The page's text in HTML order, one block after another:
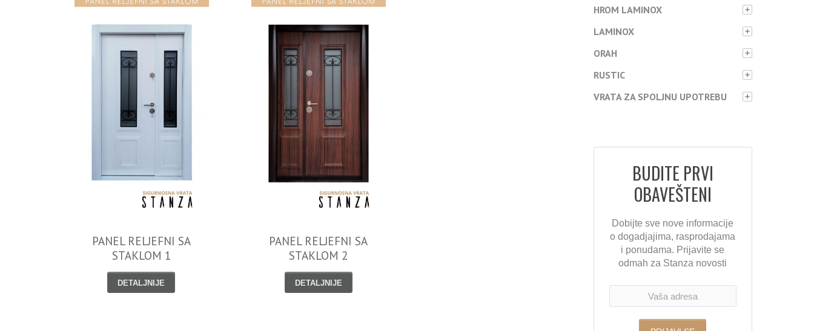
PANEL RELJEFNI SA
STAKLOM 1
DETALJNIJE
PANEL RELJEFNI SA
STAKLOM 2
DETALJNIJE
HROM LAMINOX +
LAMINOX +
ORAH +
RUSTIC +
VRATA ZA SPOLJNU UPOTREBU +
BUDITE PRVI
OBAVEŠTENI
Dobijte sve nove informacije
o dogadjajima, rasprodajama
i ponudama. Prijavite se
odmah za Stanza novosti